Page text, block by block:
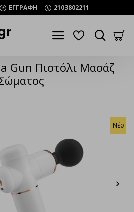
ΕΓΓΡΑΦΗ 2103802211
Gun Πιστόλι Μασάζ
Νέο